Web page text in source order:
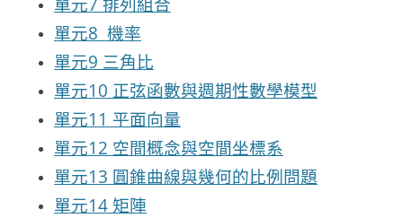
單元8 機率
單元9 三角比
單元10 正弦函數與週期性數學模型
單元11 平面向量
單元12 空間概念與空間坐標系
單元13 圓錐曲線與幾何的比例問題
單元14 矩陣